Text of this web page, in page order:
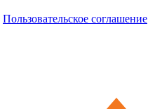
Пользовательское соглашение